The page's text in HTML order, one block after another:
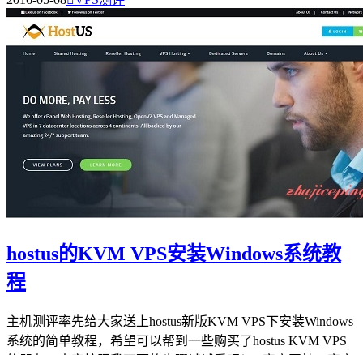
hostus的KVM VPS安装Windows系统教
程
主机测评率先给大家送上hostus新版KVM VPS下安装Windows
系统的简单教程，希望可以帮到一些购买了hostus KVM VPS